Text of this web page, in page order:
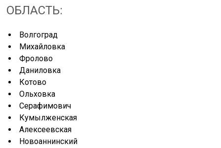
ОБЛАСТЬ:
Волгоград
Михайловка
Фролово
Даниловка
Котово
Ольховка
Серафимович
Кумылженская
Алексеевская
Новоаннинский